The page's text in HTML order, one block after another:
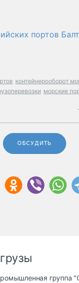
портов
контейнерооборот
морские
ОБСУДИТЬ
группа